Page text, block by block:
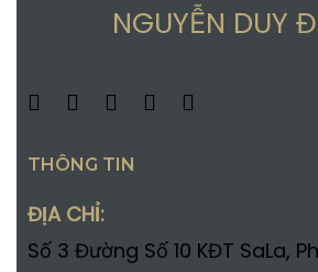
NGUYỄN DUY
THÔNG TIN
ĐỊA CHỈ:
Số 3 Đường Số 10 KĐT SaLa,